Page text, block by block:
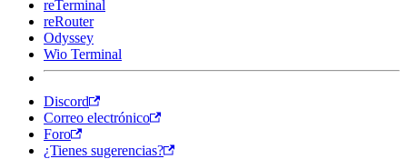
reTerminal
reRouter
Odyssey
Wio Terminal
Discord
Correo electrónico
Foro
¿Tienes sugerencias?